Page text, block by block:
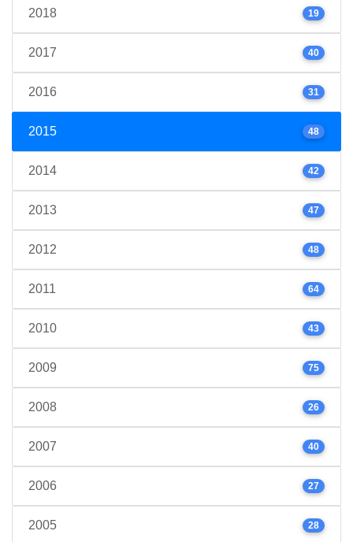
2018 19
2017 40
2016 31
2015 48
2014 42
2013 47
2012 48
2011 64
2010 43
2009 75
2008 26
2007 40
2006 27
2005 28